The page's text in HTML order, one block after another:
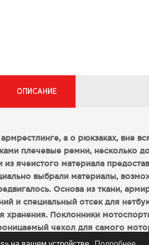
ОПИСАНИЕ
а о рюкзаках, вне
плечевые ремни, несколько
ячеистого материала
выбрали материалы,
Основа из ткани,
и специальный отсек для
Поклонники
чехол для самого
хорошо различимым